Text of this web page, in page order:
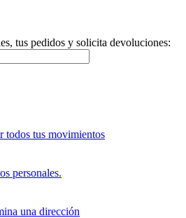
tus pedidos y solicita devoluciones:
todos tus movimientos
personales.
una dirección